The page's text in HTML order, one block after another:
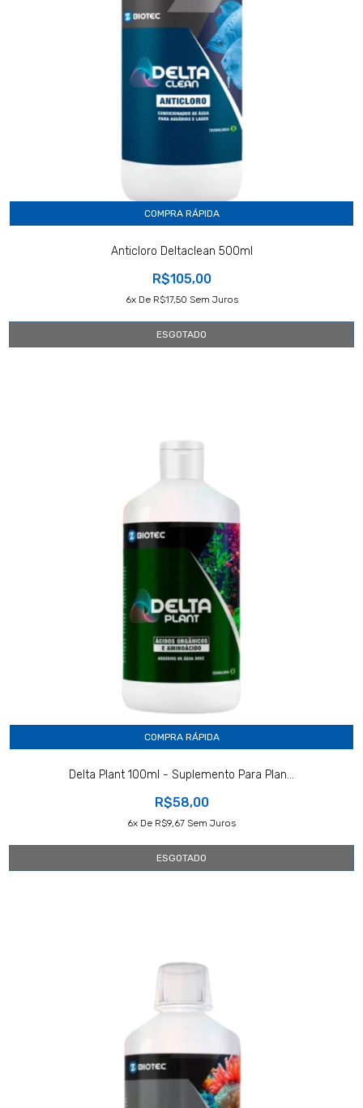
COMPRA RÁPIDA
Anticloro Deltaclean 500ml
R$105,00
6X De R$17,50 Sem Juros
ESGOTADO
COMPRA RÁPIDA
Delta Plant 100ml - Suplemento Para Plan...
R$58,00
6X De R$9,67 Sem Juros
ESGOTADO